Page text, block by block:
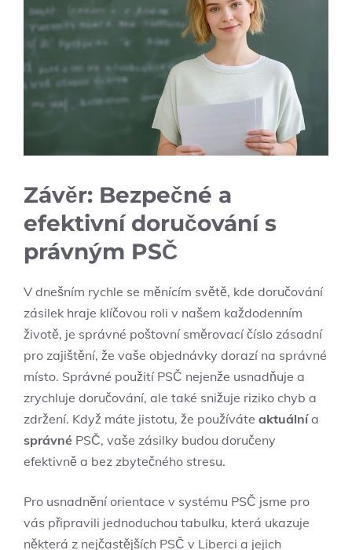
Závěr: Bezpečné a
efektivní doručování s
právným PSČ
V dnešním rychle se měnícím světě, kde doručování
zásilek hraje klíčovou roli v našem každodenním
životě, je správné poštovní směrovací číslo zásadní
pro zajištění, že vaše objednávky dorazí na správné
místo. Správné použití PSČ nejenže usnadňuje a
zrychluje doručování, ale také snižuje riziko chyb a
zdržení. Když máte jistotu, že používáte aktuálnía
správné PSČ, vaše zásilky budou doručeny
efektivně a bez zbytečného stresu.
Pro usnadnění orientace v systému PSČ jsme pro
vás připravili jednoduchou tabulku, která ukazuje
některá z nejčastějších PSČ v Liberci a jejich